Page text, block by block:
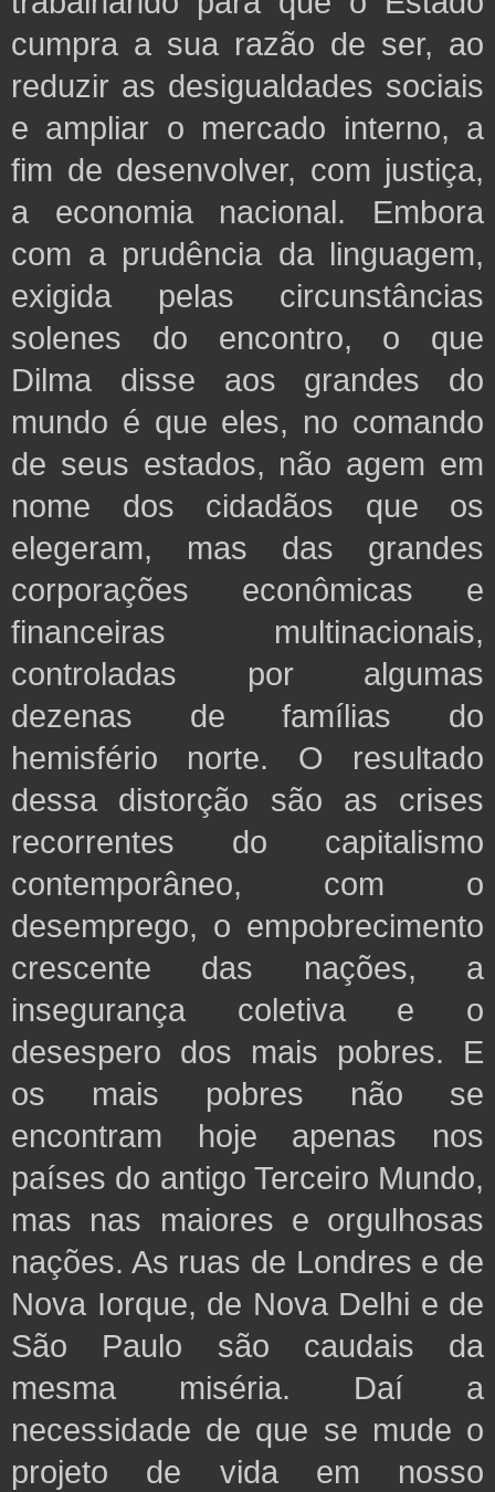
cumpra a sua razão de ser, ao
reduzir as desigualdades sociais
e ampliar o mercado interno, a
fim de desenvolver, com justiça,
a economia nacional. Embora
com a prudência da linguagem,
exigida pelas circunstâncias
solenes do encontro, o que
Dilma disse aos grandes do
mundo é que eles, no comando
de seus estados, não agem em
nome dos cidadãos que os
elegeram, mas das grandes
corporações econômicas e
financeiras multinacionais,
controladas por algumas
dezenas de famílias do
hemisfério norte. O resultado
dessa distorção são as crises
recorrentes do capitalismo
contemporâneo, com o
desemprego, o empobrecimento
crescente das nações, a
insegurança coletiva e o
desespero dos mais pobres. E
os mais pobres não se
encontram hoje apenas nos
países do antigo Terceiro Mundo,
mas nas maiores e orgulhosas
nações. As ruas de Londres e de
Nova Iorque, de Nova Delhi e de
São Paulo são caudais da
mesma miséria. Daí a
necessidade de que se mude o
projeto de vida em nosso